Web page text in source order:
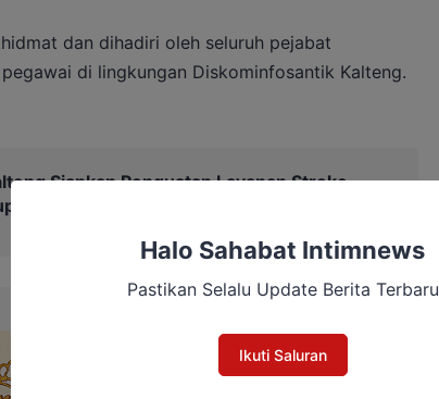
dan dihadiri oleh seluruh pejabat
di lingkungan Diskominfosantik Kalteng.
Siapkan Penguatan Layanan Stroke
dan Desa
Halo Sahabat Intimnews
Pastikan Selalu Update Berita Terbaru
Ikuti Saluran